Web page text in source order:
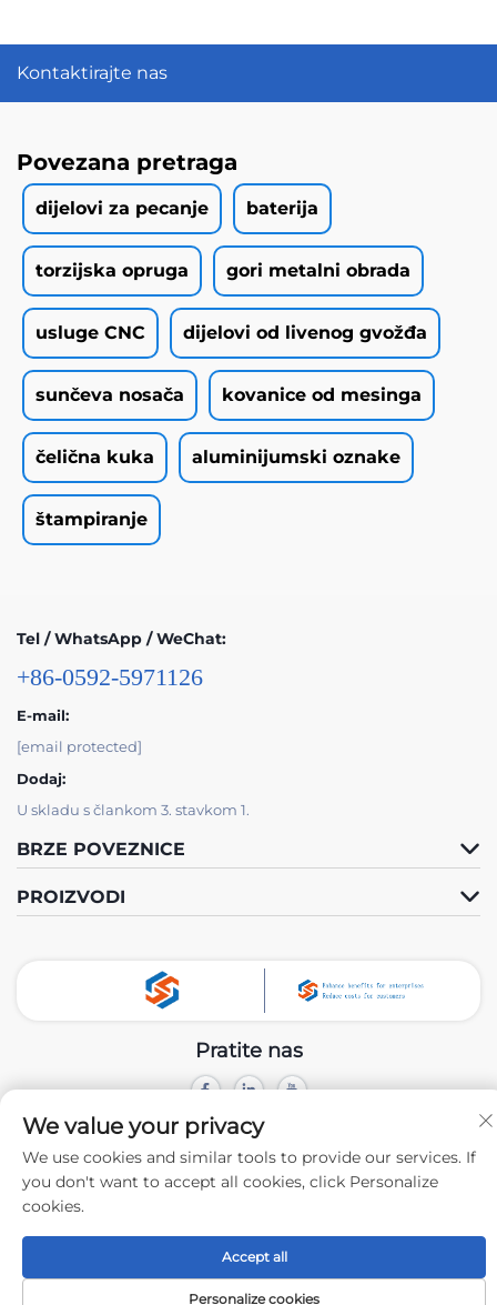
Kontaktirajte nas
Povezana pretraga
dijelovi za pecanje baterija
torzijska opruga gori metalni obrada
usluge CNC dijelovi od livenog gvožđa
sunčeva nosača kovanice od mesinga
čelična kuka aluminijumski oznake
štampiranje
Tel / WhatsApp / WeChat:
+86-0592-5971126
E-mail:
[email protected]
Dodaj:
U skladu s člankom 3. stavkom 1.
BRZE POVEZNICE
PROIZVODI
Pratite nas
Autorsko pravo © 2024 Xiamen Tongchengjianhui Industry & Trade
Co., Ltd. -
Politika privatnosti
We value your privacy
We use cookies and similar tools to provide our services. If
you don't want to accept all cookies, click Personalize
cookies.
Personalize cookies
Accept all